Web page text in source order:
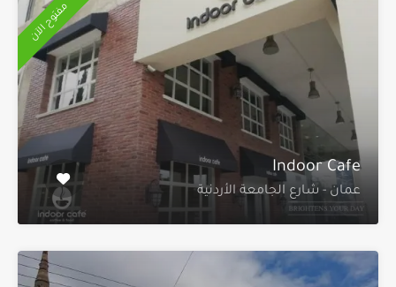
مفتوح الآن
Indoor Cafe
عمان - شارع الجامعة الأردنية